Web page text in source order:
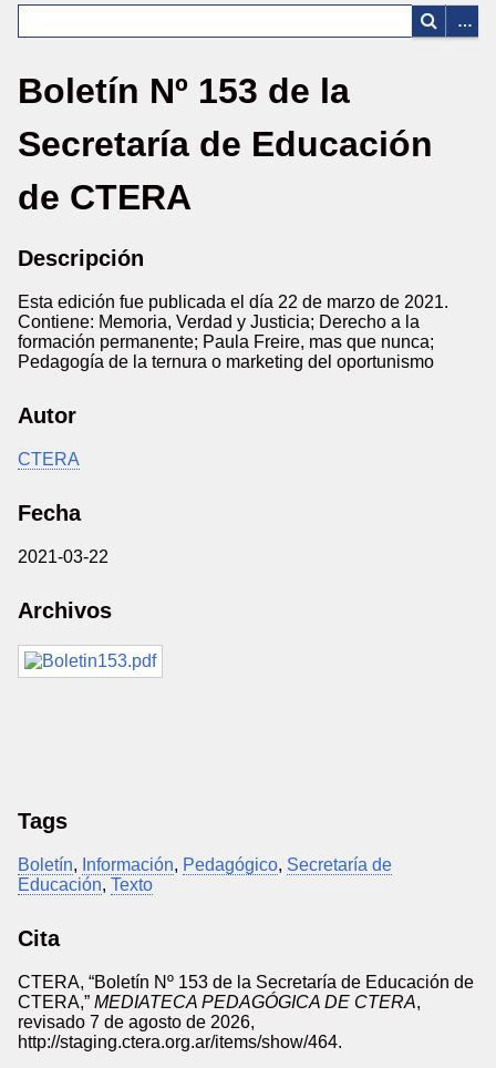
Boletín Nº 153 de la
Secretaría de Educación
de CTERA
Descripción
Esta edición fue publicada el día 22 de marzo de 2021.
Contiene: Memoria, Verdad y Justicia; Derecho a la
formación permanente; Paula Freire, mas que nunca;
Pedagogía de la ternura o marketing del oportunismo
Autor
CTERA
Fecha
2021-03-22
Archivos
Tags
Boletín, Información, Pedagógico, Secretaría de
Educación, Texto
Cita
CTERA, “Boletín Nº 153 de la Secretaría de Educación de
CTERA,” MEDIATECA PEDAGÓGICA DE CTERA,
revisado 7 de agosto de 2026,
http://staging.ctera.org.ar/items/show/464.